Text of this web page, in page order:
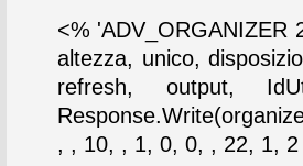
<% 'ADV_ORGANIZER
altezza, unico,
refresh, output,
, , 10, , 1, 0, 0, , 22, 1,